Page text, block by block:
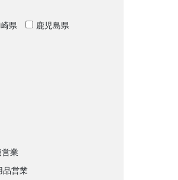
県
鹿児島県
営業
品営業